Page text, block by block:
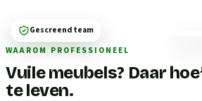
WAAROM PROFESSIONEEL
Vuile meubels? Daar
te leven.
Gescreend team